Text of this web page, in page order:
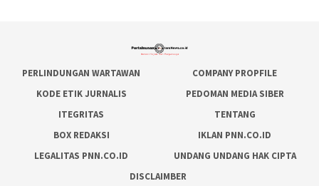
PERLINDUNGAN WARTAWAN
COMPANY PROPFILE
KODE ETIK JURNALIS
PEDOMAN MEDIA SIBER
ITEGRITAS
TENTANG
BOX REDAKSI
IKLAN PNN.CO.ID
LEGALITAS PNN.CO.ID
UNDANG UNDANG HAK CIPTA
DISCLAIMBER